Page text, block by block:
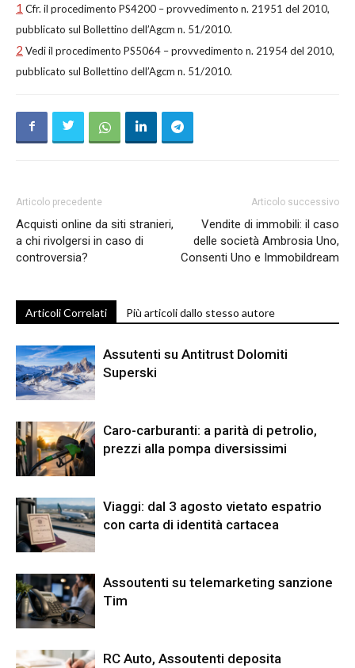
1 Cfr. il procedimento PS4200 – provvedimento n. 21951 del 2010,
pubblicato sul Bollettino dell’Agcm n. 51/2010.
2 Vedi il procedimento PS5064 – provvedimento n. 21954 del 2010,
pubblicato sul Bollettino dell’Agcm n. 51/2010.
Articolo precedente
Acquisti online da siti stranieri,
a chi rivolgersi in caso di
controversia?
Articolo successivo
Vendite di immobili: il caso
delle società Ambrosia Uno,
Consenti Uno e Immobildream
Articoli Correlati Più articoli dallo stesso autore
Assutenti su Antitrust Dolomiti
Superski
Caro-carburanti: a parità di petrolio,
prezzi alla pompa diversissimi
Viaggi: dal 3 agosto vietato espatrio
con carta di identità cartacea
Assoutenti su telemarketing sanzione
Tim
RC Auto, Assoutenti deposita